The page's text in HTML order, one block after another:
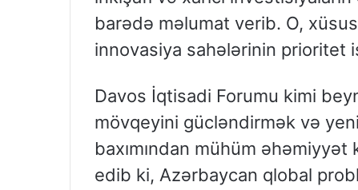
barədə məlumat verib. O,
innovasiya sahələrinin prioritet
Davos İqtisadi Forumu kimi
mövqeyini gücləndirmək və
baxımından mühüm
edib ki, Azərbaycan qlobal